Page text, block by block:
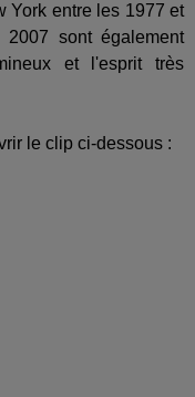
York entre les 1977 et
sont également
et l'esprit très
le clip ci-dessous :